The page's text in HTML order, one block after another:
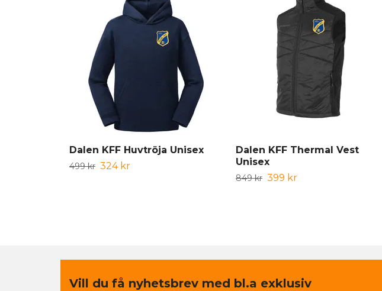
Dalen KFF Huvtröja Unisex
499 kr 324 kr
Dalen KFF Thermal Vest
Unisex
849 kr 399 kr
Vill du få nyhetsbrev med bl.a exklusiv